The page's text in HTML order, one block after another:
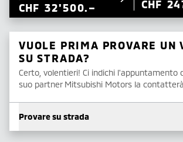
CHF 32'500.– CHF
VUOLE PRIMA PROVARE UN
SU STRADA?
Certo, volentieri! Ci indichi l'appuntamento
suo partner Mitsubishi Motors la
Provare su strada